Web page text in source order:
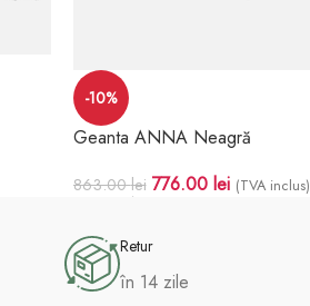
-10%
Geanta ANNA Neagră
863.00lei 776.00 lei (TVA inclus)
Retur
în 14 zile